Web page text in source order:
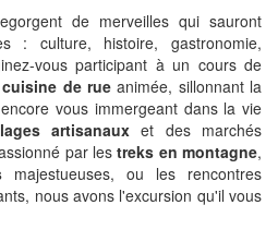
de merveilles qui sauront
: culture, histoire, gastronomie,
vous participant à un cours de
cuisine de rue animée, sillonnant la
vous immergeant dans la vie
artisanauxet des marchés
par lestreks en montagne,
majestueuses, ou les rencontres
nous avons l'excursion qu'il vous